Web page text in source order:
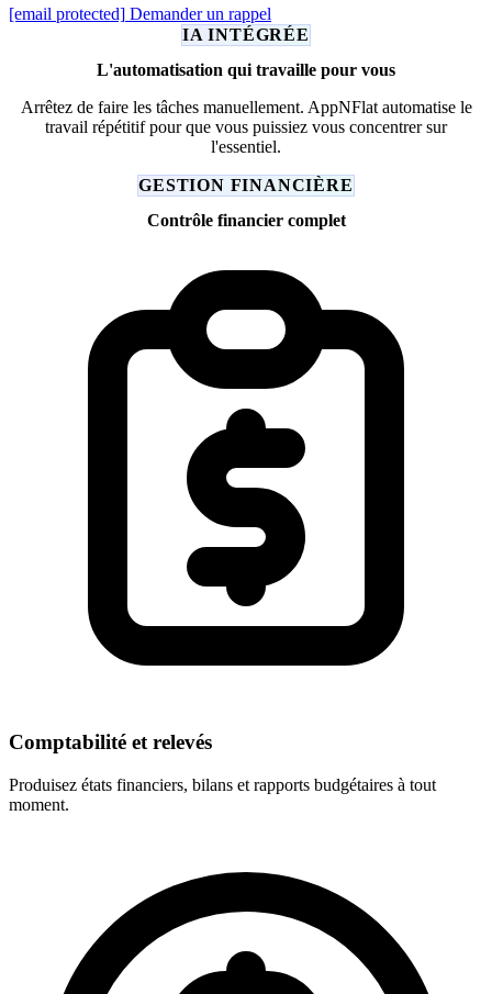
[email protected] Demander un rappel
IA INTÉGRÉE
L'automatisation qui travaille pour vous
Arrêtez de faire les tâches manuellement. AppNFlat automatise le
travail répétitif pour que vous puissiez vous concentrer sur
l'essentiel.
GESTION FINANCIÈRE
Contrôle financier complet
Comptabilité et relevés
Produisez états financiers, bilans et rapports budgétaires à tout
moment.